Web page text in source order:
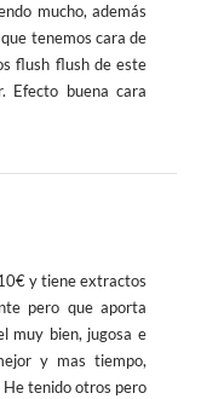
mucho, además
tenemos cara de
flush flush de este
Efecto buena cara
y tiene extractos
pero que aporta
muy bien, jugosa e
y mas tiempo,
He tenido otros pero